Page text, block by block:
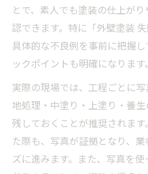
とで、素人でも塗装の仕上が
認できます。特に「外壁塗装
具体的な不良例を事前に把握
ックポイントも明確になります。
実際の現場では、工程ごとに
地処理・中塗り・上塗り・養
残しておくことが推奨されま
た際も、写真が証拠となり、
ズに進みます。また、写真を